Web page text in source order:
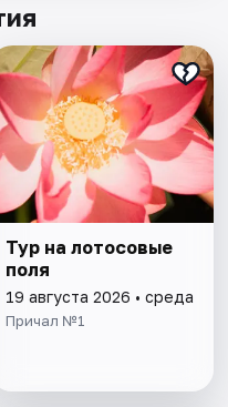
Тур на лотосовые
поля
19 августа 2026 • среда
Причал №1